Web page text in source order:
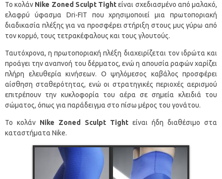
Το κολάν Nike Zoned Sculpt Tightείναι σχεδιασμένο από μαλακό,
ελαφρύ ύφασμα Dri-FIT που χρησιμοποιεί μια πρωτοποριακή
διαδικασία πλέξης για να προσφέρει στήριξη στους μυς γύρω από
τον κορμό, τους τετρακέφαλους και τους γλουτούς.
Ταυτόχρονα, η πρωτοποριακή πλέξη διαχειρίζεται τον ιδρώτα και
προάγει την αναπνοή του δέρματος, ενώ η απουσία ραφών χαρίζει
πλήρη ελευθερία κινήσεων. Ο ψηλόμεσος καβάλος προσφέρει
αίσθηση σταθερότητας, ενώ οι στρατηγικές περιοχές αερισμού
επιτρέπουν την κυκλοφορία του αέρα σε σημεία κλειδιά του
σώματος, όπως για παράδειγμα στο πίσω μέρος του γονάτου.
Το κολάν Nike Zoned Sculpt Tight είναι ήδη διαθέσιμο στα
καταστήματα Nike.